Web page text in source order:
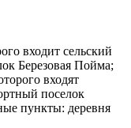
входит сельский
Березовая Пойма;
входят
поселок
пункты: деревня